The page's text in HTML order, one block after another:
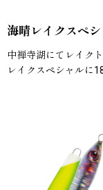
海晴レイクスペ
中禅寺湖にてレイク
レイクスペシャルに